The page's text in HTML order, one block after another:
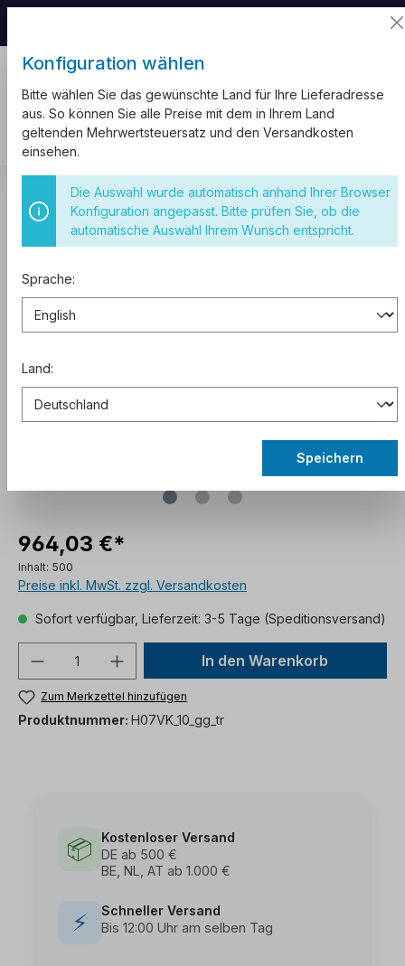
Kabel und Leitungen
Aderleitung H07V-K
Aderleitung H07V-K 10 mm²
Aderleitung flexibel H07V-K 10
mm² grün gelb Trommel 500m
964,03 €*
Inhalt: 500
Preise inkl. MwSt. zzgl. Versandkosten
Sofort verfügbar, Lieferzeit: 3-5 Tage (Speditionsversand)
In den Warenkorb
Zum Merkzettel hinzufügen
Produktnummer: H07VK_10_gg_tr
📦
Kostenloser Versand
DE ab 500 €
BE, NL, AT ab 1.000 €
⚡
Schneller Versand
Bis 12:00 Uhr am selben Tag
Konfiguration wählen
Bitte wählen Sie das gewünschte Land für Ihre Lieferadresse
aus. So können Sie alle Preise mit dem in Ihrem Land
geltenden Mehrwertsteuersatz und den Versandkosten
einsehen.
Die Auswahl wurde automatisch anhand Ihrer Browser
Konfiguration angepasst. Bitte prüfen Sie, ob die
automatische Auswahl Ihrem Wunsch entspricht.
Sprache:
Land:
Speichern